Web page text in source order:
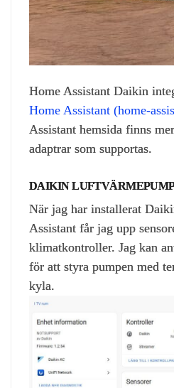
Home Assistant Daikin
Home Assistant (home-
Assistant hemsida finns
adaptrar som supportas.
DAIKIN
När jag har installerat
Assistant får jag upp
klimatkontroller. Jag kan
för att styra pumpen med
kyla.